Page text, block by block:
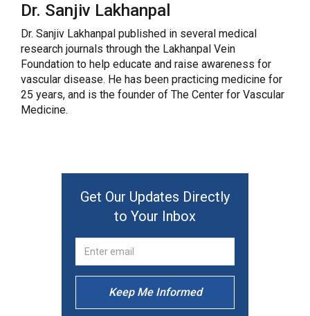
Dr. Sanjiv Lakhanpal
Dr. Sanjiv Lakhanpal published in several medical
research journals through the Lakhanpal Vein
Foundation to help educate and raise awareness for
vascular disease. He has been practicing medicine for
25 years, and is the founder of The Center for Vascular
Medicine.
Get Our Updates Directly
to Your Inbox
Keep Me Informed